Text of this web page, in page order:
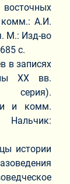
комм.: А.И.
М.: Изд-во
с.
в записях
ХХ вв.
серия).
и комм.
истории